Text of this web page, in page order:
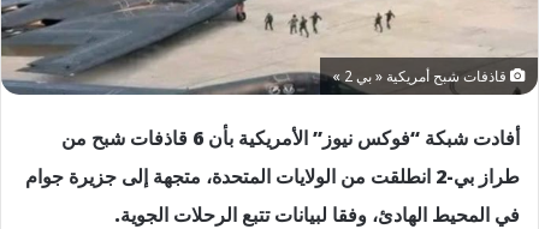
قاذفات شبح أمريكية « بي 2 »
أفادت شبكة “فوكس نيوز” الأمريكية بأن 6 قاذفات شبح من
طراز بي-2 انطلقت من الولايات المتحدة، متجهة إلى جزيرة جوام
في المحيط الهادئ، وفقا لبيانات تتبع الرحلات الجوية.